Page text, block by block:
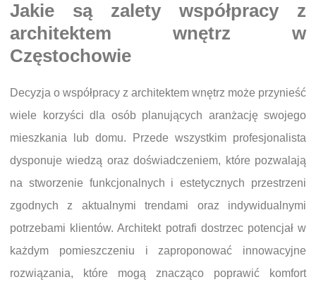
Jakie są zalety współpracy z
architektem wnętrz w
Częstochowie
Decyzja o współpracy z architektem wnętrz może przynieść
wiele korzyści dla osób planujących aranżację swojego
mieszkania lub domu. Przede wszystkim profesjonalista
dysponuje wiedzą oraz doświadczeniem, które pozwalają
na stworzenie funkcjonalnych i estetycznych przestrzeni
zgodnych z aktualnymi trendami oraz indywidualnymi
potrzebami klientów. Architekt potrafi dostrzec potencjał w
każdym pomieszczeniu i zaproponować innowacyjne
rozwiązania, które mogą znacząco poprawić komfort